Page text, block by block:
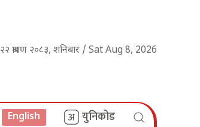
२२ श्रावण २०८३, शनिबार / Sat Aug 8, 2026
English युनिकोड